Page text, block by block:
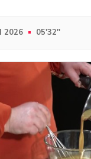
2026 05'32''